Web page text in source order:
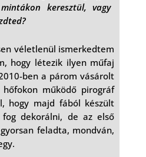
keresztül, vagy
véletlenül ismerkedtem
hogy létezik ilyen műfaj
ben a párom vásárolt
működő pirográf
hogy majd fából készült
fog dekorálni, de az első
feladta, mondván,